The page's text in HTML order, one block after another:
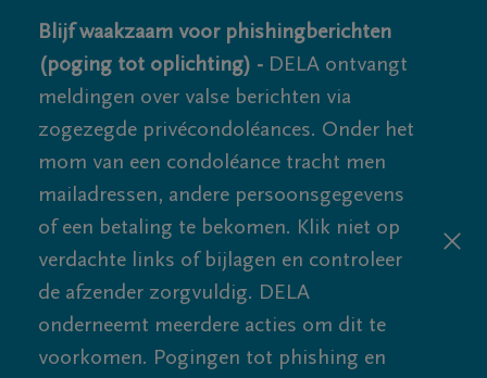
Blijf waakzaam voor phishingberichten
(poging tot oplichting) - DELA ontvangt
meldingen over valse berichten via
zogezegde privécondoléances. Onder het
mom van een condoléance tracht men
mailadressen, andere persoonsgegevens
of een betaling te bekomen. Klik niet op
verdachte links of bijlagen en controleer
de afzender zorgvuldig. DELA
onderneemt meerdere acties om dit te
voorkomen. Pogingen tot phishing en